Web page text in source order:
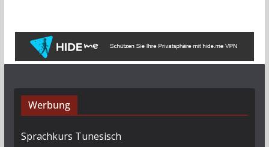
Werbung
Sprachkurs Tunesisch